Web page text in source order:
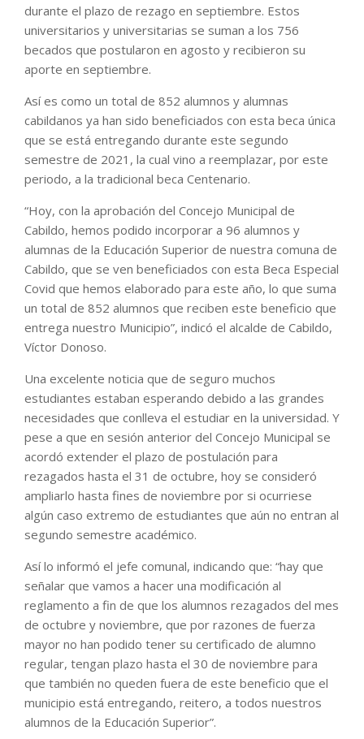
durante el plazo de rezago en septiembre. Estos
universitarios y universitarias se suman a los 756
becados que postularon en agosto y recibieron su
aporte en septiembre.
Así es como un total de 852 alumnos y alumnas
cabildanos ya han sido beneficiados con esta beca única
que se está entregando durante este segundo
semestre de 2021, la cual vino a reemplazar, por este
periodo, a la tradicional beca Centenario.
“Hoy, con la aprobación del Concejo Municipal de
Cabildo, hemos podido incorporar a 96 alumnos y
alumnas de la Educación Superior de nuestra comuna de
Cabildo, que se ven beneficiados con esta Beca Especial
Covid que hemos elaborado para este año, lo que suma
un total de 852 alumnos que reciben este beneficio que
entrega nuestro Municipio”, indicó el alcalde de Cabildo,
Víctor Donoso.
Una excelente noticia que de seguro muchos
estudiantes estaban esperando debido a las grandes
necesidades que conlleva el estudiar en la universidad. Y
pese a que en sesión anterior del Concejo Municipal se
acordó extender el plazo de postulación para
rezagados hasta el 31 de octubre, hoy se consideró
ampliarlo hasta fines de noviembre por si ocurriese
algún caso extremo de estudiantes que aún no entran al
segundo semestre académico.
Así lo informó el jefe comunal, indicando que: “hay que
señalar que vamos a hacer una modificación al
reglamento a fin de que los alumnos rezagados del mes
de octubre y noviembre, que por razones de fuerza
mayor no han podido tener su certificado de alumno
regular, tengan plazo hasta el 30 de noviembre para
que también no queden fuera de este beneficio que el
municipio está entregando, reitero, a todos nuestros
alumnos de la Educación Superior”.